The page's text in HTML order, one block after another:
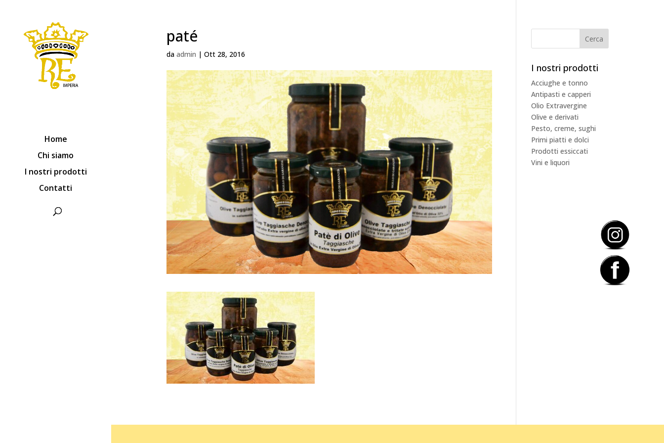
Home
Chi siamo
I nostri prodotti
Contatti
paté
da admin | Ott 28, 2016
I nostri prodotti
Acciughe e tonno
Antipasti e capperi
Olio Extravergine
Olive e derivati
Pesto, creme, sughi
Primi piatti e dolci
Prodotti essiccati
Vini e liquori